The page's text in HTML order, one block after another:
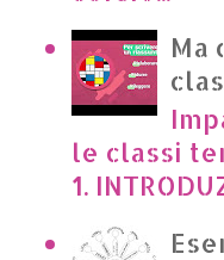
Ma
le classi
1.